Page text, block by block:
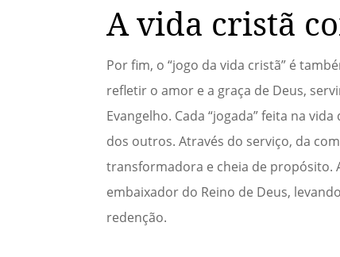
A vida cristã
Por fim, o “jogo da vida cristã” é
refletir o amor e a graça de Deus,
Evangelho. Cada “jogada” feita na
dos outros. Através do serviço, da
transformadora e cheia de propósito.
embaixador do Reino de Deus,
redenção.